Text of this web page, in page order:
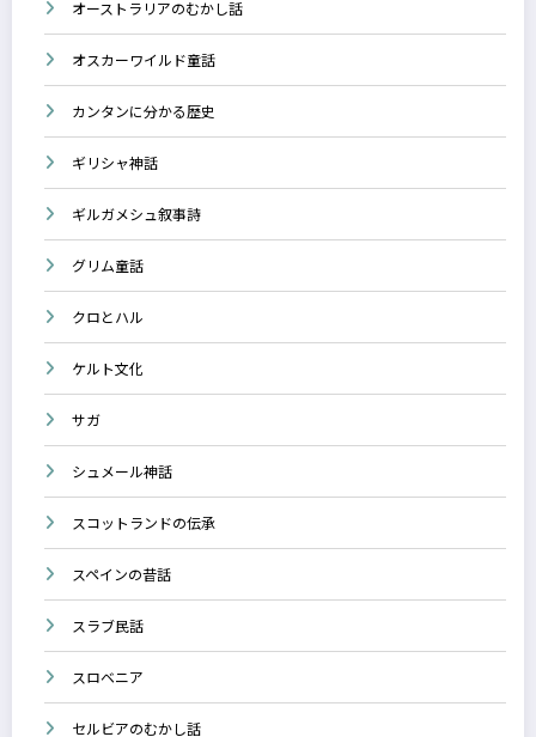
オーストラリアのむかし話
オスカーワイルド童話
カンタンに分かる歴史
ギリシャ神話
ギルガメシュ叙事詩
グリム童話
クロとハル
ケルト文化
サガ
シュメール神話
スコットランドの伝承
スペインの昔話
スラブ民話
スロベニア
セルビアのむかし話